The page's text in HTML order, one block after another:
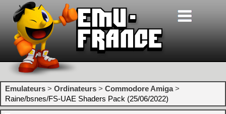
Emulateurs > Ordinateurs > Commodore Amiga>
Raine/bsnes/FS-UAE Shaders Pack (25/06/2022)